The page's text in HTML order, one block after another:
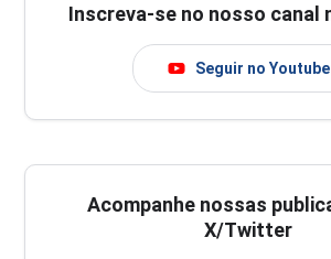
Inscreva-se no nosso canal
Seguir no Youtube
Acompanhe nossas
X/Twitter